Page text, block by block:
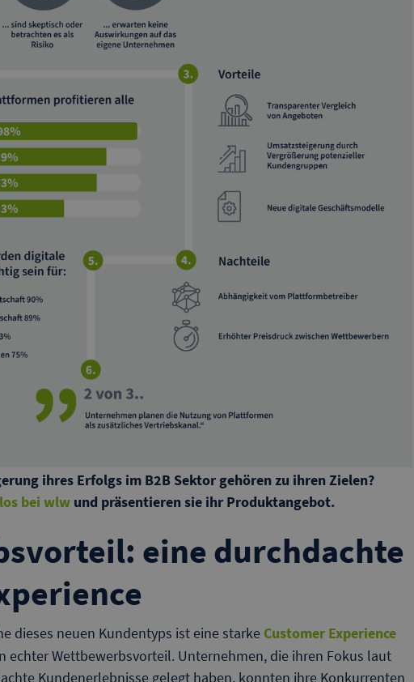
ihres Erfolgs im B2B Sektor gehören zu ihren Zielen?
bei wlw und präsentieren sie ihr Produktangebot.
eine durchdachte
dieses neuen Kundentyps ist eine starke Customer Experience
echter Wettbewerbsvorteil. Unternehmen, die ihren Fokus laut
Kundenerlebnisse gelegt haben, konnten ihre Konkurrenten